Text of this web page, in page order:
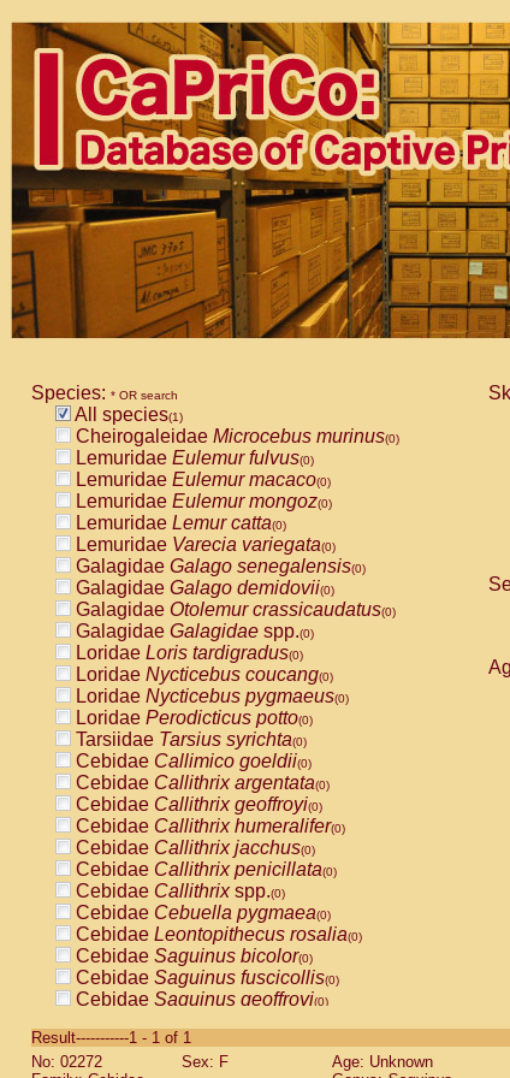
Species: * OR search
All species(1)
Cheirogaleidae Microcebus murinus(0)
Lemuridae Eulemur fulvus(0)
Lemuridae Eulemur macaco(0)
Lemuridae Eulemur mongoz(0)
Lemuridae Lemur catta(0)
Lemuridae Varecia variegata(0)
Galagidae Galago senegalensis(0)
Galagidae Galago demidovii(0)
Galagidae Otolemur crassicaudatus(0)
Galagidae Galagidae spp.(0)
Loridae Loris tardigradus(0)
Loridae Nycticebus coucang(0)
Loridae Nycticebus pygmaeus(0)
Loridae Perodicticus potto(0)
Tarsiidae Tarsius syrichta(0)
Cebidae Callimico goeldii(0)
Cebidae Callithrix argentata(0)
Cebidae Callithrix geoffroyi(0)
Cebidae Callithrix humeralifer(0)
Cebidae Callithrix jacchus(0)
Cebidae Callithrix penicillata(0)
Cebidae Callithrixspp.(0)
Cebidae Cebuella pygmaea(0)
Cebidae Leontopithecus rosalia(0)
Cebidae Saguinus bicolor(0)
Cebidae Saguinus fuscicollis(0)
Cebidae Saguinus geoffroyi(0)
CebidaeSaguinus labiatus(0)
Cebidae Saguinus leucopus (0)
Result-----------1 - 1 of 1
No: 02272
Sex: F
Age: Unknown